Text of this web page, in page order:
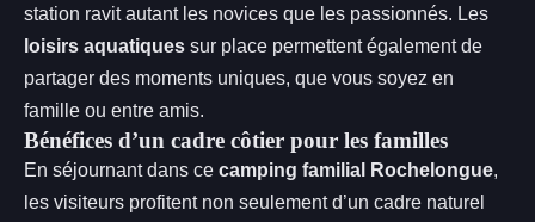
station ravit autant les novices que les passionnés. Les
loisirs aquatiques sur place permettent également de
partager des moments uniques, que vous soyez en
famille ou entre amis.
Bénéfices d’un cadre côtier pour les familles
En séjournant dans ce camping familial Rochelongue,
les visiteurs profitent non seulement d’un cadre naturel